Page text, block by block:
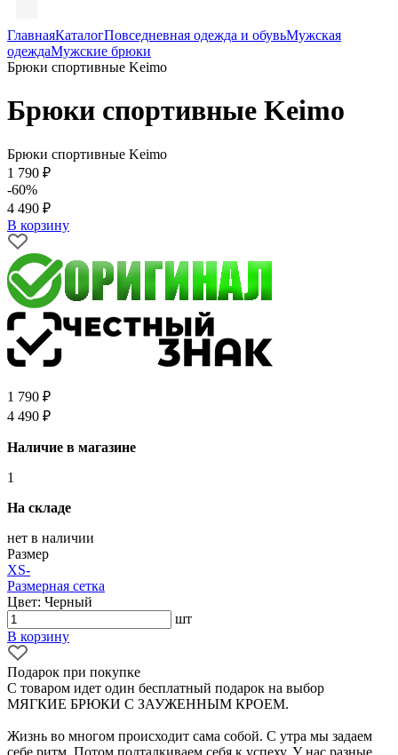
ГлавнаяКаталогПовседневная одежда и обувьМужская
одеждаМужские брюки
Брюки спортивные Keimo
Брюки спортивные Keimo
Брюки спортивные Keimo
1 790 ₽
-60%
4 490 ₽
В корзину
1 790 ₽
4 490 ₽
Наличие в магазине
1
На складе
нет в наличии
Размер
XS-
Размерная сетка
Цвет: Черный
шт
В корзину
Подарок при покупке
С товаром идет один бесплатный подарок на выбор
МЯГКИЕ БРЮКИ С ЗАУЖЕННЫМ КРОЕМ.
Жизнь во многом происходит сама собой. С утра мы задаем
себе ритм. Потом подталкиваем себя к успеху. У нас разные